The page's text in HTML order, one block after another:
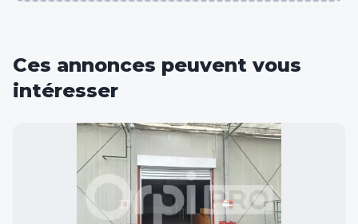
Ces annonces peuvent vous
intéresser